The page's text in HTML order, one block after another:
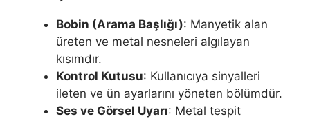
Bobin (Arama Başlığı): Manyetik alan
üreten ve metal nesneleri algılayan
kısımdır.
Kontrol Kutusu: Kullanıcıya sinyalleri
ileten ve ün ayarlarını yöneten bölümdür.
Ses ve Görsel Uyarı: Metal tespit